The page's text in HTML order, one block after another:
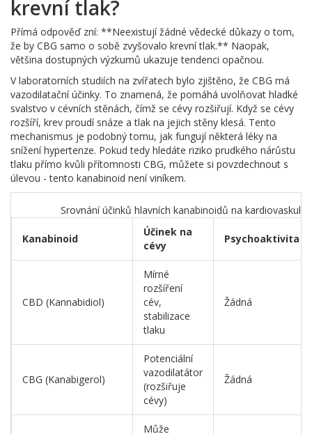
krevní tlak?
Přímá odpověď zní: **Neexistují žádné vědecké důkazy o tom,
že by CBG samo o sobě zvyšovalo krevní tlak.** Naopak,
většina dostupných výzkumů ukazuje tendenci opačnou.
V laboratorních studiích na zvířatech bylo zjištěno, že CBG má
vazodilatační účinky. To znamená, že pomáhá uvolňovat hladké
svalstvo v cévních stěnách, čímž se cévy rozšiřují. Když se cévy
rozšíří, krev proudí snáze a tlak na jejich stěny klesá. Tento
mechanismus je podobný tomu, jak fungují některá léky na
snížení hypertenze. Pokud tedy hledáte riziko prudkého nárůstu
tlaku přímo kvůli přítomnosti CBG, můžete si povzdechnout s
úlevou - tento kanabinoid není viníkem.
Srovnání účinků hlavních kanabinoidů na
Kanabinoid
Účinek na
cévy
Psychoaktivita
CBD (Kannabidiol)
Mírné
rozšíření
cév,
stabilizace
tlaku
Žádná
CBG (Kanabigerol)
Potenciální
vazodilatátor
(rozšiřuje
cévy)
Žádná
Může